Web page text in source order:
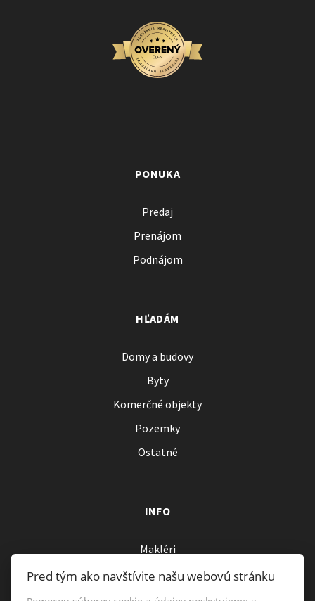
PONUKA
Predaj
Prenájom
Podnájom
HĽADÁM
Domy a budovy
Byty
Komerčné objekty
Pozemky
Ostatné
INFO
Makléri
Napíšte nám
Kontakt
Pred tým ako navštívite našu webovú stránku